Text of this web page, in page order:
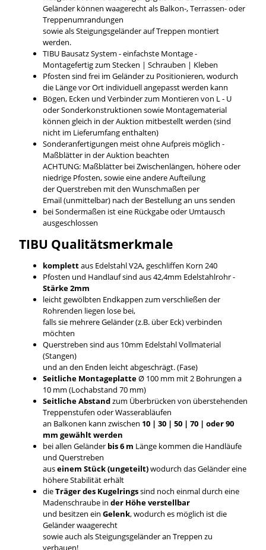
Geländer können waagerecht als Balkon-, Terrassen- oder
Treppenumrandungen
sowie als Steigungsgeländer auf Treppen montiert
werden.
TIBU Bausatz System - einfachste Montage -
Montagefertig zum Stecken | Schrauben | Kleben
Pfosten sind frei im Geländer zu Positionieren, wodurch
die Länge vor Ort individuell angepasst werden kann
Bögen, Ecken und Verbinder zum Montieren von L - U
oder Sonderkonstruktionen sowie Montagematerial
können gleich in der Auktion mitbestellt werden (sind
nicht im Lieferumfang enthalten)
Sonderanfertigungen meist ohne Aufpreis möglich -
Maßblätter in der Auktion beachten
ACHTUNG: Maßblätter bei Zwischenlängen, höhere oder
niedrige Pfosten, sowie eine andere Aufteilung
der Querstreben mit den Wunschmaßen per
Email (unmittelbar) nach der Bestellung an uns senden
bei Sondermaßen ist eine Rückgabe oder Umtausch
ausgeschlossen
TIBU Qualitätsmerkmale
komplettaus Edelstahl V2A, geschliffen Korn 240
Pfosten und Handlauf sind aus 42,4mm Edelstahlrohr -
Stärke 2mm
leicht gewölbten Endkappen zum verschließen der
Rohrenden liegen lose bei,
falls sie mehrere Geländer (z.B. über Eck) verbinden
möchten
Querstreben sind aus 10mm Edelstahl Vollmaterial
(Stangen)
und an den Enden leicht abgeschrägt. (Fase)
Seitliche MontageplatteØ 100 mm mit 2 Bohrungen a
10 mm (Lochabstand 70 mm)
Seitliche Abstandzum Überbrücken von überstehenden
Treppenstufen oder Wasserabläufen
an Balkonen kann zwischen 10 | 30 | 50 | 70 | oder 90
mm gewählt werden
bei allen Geländer bis 6 m Länge kommen die Handläufe
und Querstreben
auseinem Stück (ungeteilt)wodurch das Geländer eine
höhere Stabilität erhält
dieTräger des Kugelringssind noch einmal durch eine
Madenschraube in der Höhe verstellbar
und besitzen ein Gelenk, wodurch es möglich ist die
Geländer waagerecht
sowie auch als Steigungsgeländer an Treppen zu
verbauen!